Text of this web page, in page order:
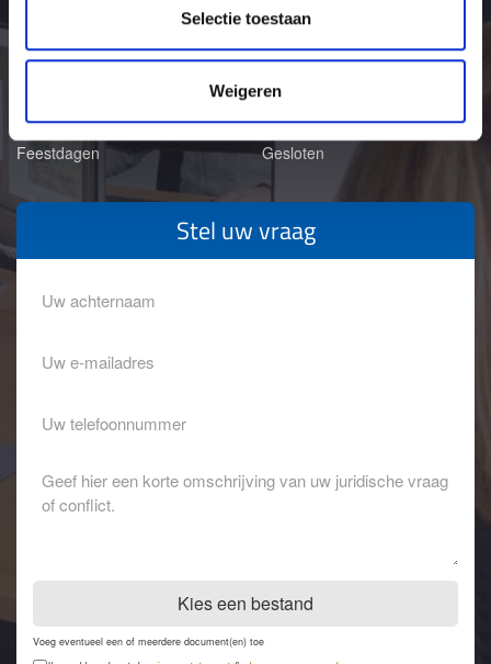
Selectie toestaan
Weigeren
Woensdag
Donderdag
08:00-18:00 uur
08:00-18:00 uur
Zondag
Feestdagen
08:00-18:00 uur
09:00-17:00 uur
Gesloten
Stel uw vraag
Eventuele
opmerkingen
Kies een bestand
Voeg eventueel een of meerdere document(en) toe